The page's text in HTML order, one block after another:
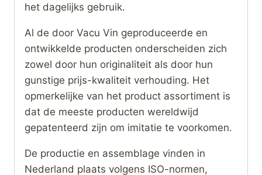
het dagelijks gebruik.
Al de door Vacu Vin geproduceerde en
ontwikkelde producten onderscheiden zich
zowel door hun originaliteit als door hun
gunstige prijs-kwaliteit verhouding. Het
opmerkelijke van het product assortiment is
dat de meeste producten wereldwijd
gepatenteerd zijn om imitatie te voorkomen.
De productie en assemblage vinden in
Nederland plaats volgens ISO-normen,